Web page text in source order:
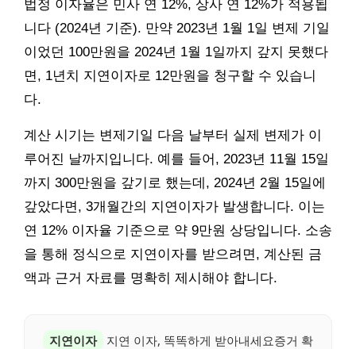
법정 이자율은 민사 연 12%, 상사 연 12%가 적용됩
니다 (2024년 기준). 만약 2023년 1월 1일 변제 기일
이었던 100만원을 2024년 1월 1일까지 갚지 못했다
면, 1년치 지연이자로 12만원을 청구할 수 있습니
다.
계산 시기는 변제기일 다음 날부터 실제 변제가 이
루어진 날까지입니다. 예를 들어, 2023년 11월 15일
까지 300만원을 갚기로 했는데, 2024년 2월 15일에
갚았다면, 3개월간의 지연이자가 발생합니다. 이는
연 12% 이자율 기준으로 약 9만원 상당입니다. 소송
을 통해 정식으로 지연이자를 받으려면, 계산된 금
액과 근거 자료를 명확히 제시해야 합니다.
지연이자
지연 이자, 똑똑하게 받아내세요증거 확